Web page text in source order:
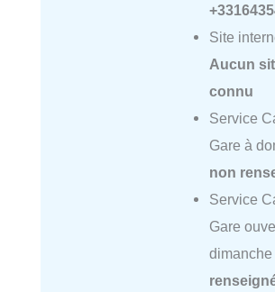
Site
Aucun
connu
Service
Gare à
non
Service
Gare
dimanche